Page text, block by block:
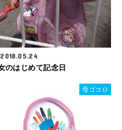
2018.05.24
のはじめて記念日
母ゴコロ